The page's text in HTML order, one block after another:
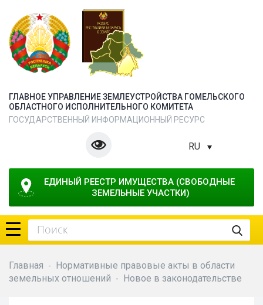
ГЛАВНОЕ УПРАВЛЕНИЕ ЗЕМЛЕУСТРОЙСТВА ГОМЕЛЬСКОГО
ОБЛАСТНОГО ИСПОЛНИТЕЛЬНОГО КОМИТЕТА
ГОСУДАРСТВЕННЫЙ ИНФОРМАЦИОННЫЙ РЕСУРС
RU
ЕДИНЫЙ РЕЕСТР ИМУЩЕСТВА (СВОБОДНЫЕ
ЗЕМЕЛЬНЫЕ УЧАСТКИ)
Главная -
Нормативные правовые акты в области
земельных отношений
- Новое в законодательстве